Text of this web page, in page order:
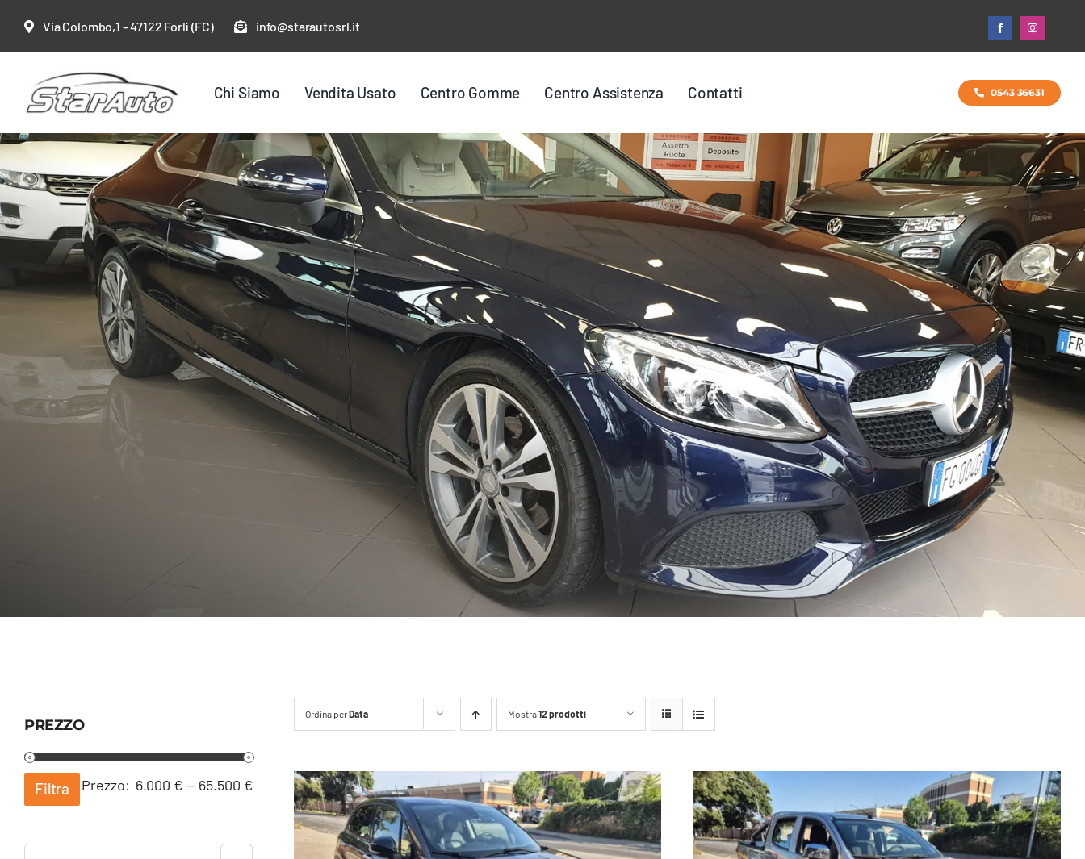
Via Colombo,1 – 47122 Forlì (FC) info@starautosrl.it
Chi Siamo Vendita Usato Centro Gomme Centro Assistenza Contatti 0543 36631
PREZZO
Prezzo
Prezzo
Filtra Prezzo: 6.000 €— 65.500 €
Ordina perData Mostra12 prodotti